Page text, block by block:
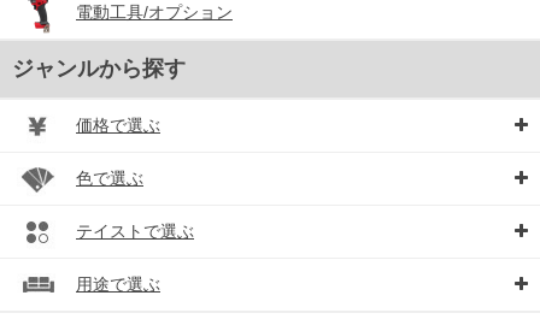
電動工具/オプション
ジャンルから探す
価格で選ぶ
色で選ぶ
テイストで選ぶ
用途で選ぶ